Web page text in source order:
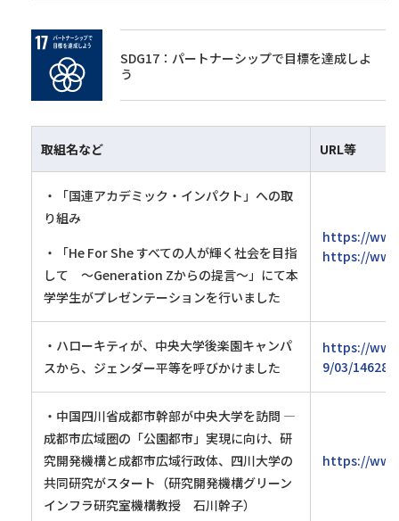
SDG17：パートナーシップで目標を達成しよ
う
取組名など URL等
・「国連アカデミック・インパクト」への取
り組み
・「He For She すべての人が輝く社会を目指
して ～Generation Zからの提言～」にて本
学学生がプレゼンテーションを行いました
https://
https://
・ハローキティが、中央大学後楽園キャンパ
スから、ジェンダー平等を呼びかけました
https://
9/03/14628/
・中国四川省成都市幹部が中央大学を訪問 ―
成都市広域圏の「公園都市」実現に向け、研
究開発機構と成都市広域行政体、四川大学の
共同研究がスタート（研究開発機構グリーン
インフラ研究室機構教授 石川幹子）
https://